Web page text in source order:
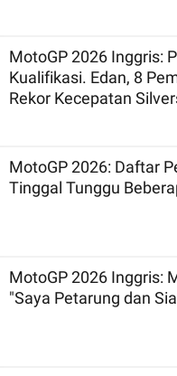
MotoGP 2026 Inggris:
Kualifikasi. Edan, 8
Rekor Kecepatan
MotoGP 2026: Daftar
Tinggal Tunggu
MotoGP 2026 Inggris:
"Saya Petarung dan